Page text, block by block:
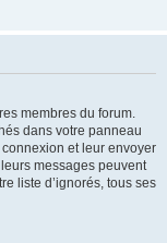
membres du forum.
dans votre panneau
et leur envoyer
messages peuvent
liste d’ignorés, tous ses